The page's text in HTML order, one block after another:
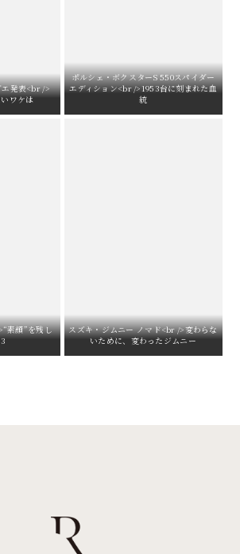
エ発表<br />
いワケは
ポルシェ・ボクスターS 550スパイダー
エディション<br />1953台に刻まれた血
統
素顔”を残し
スズキ・ジムニー ノマド<br />変わらな
いために、変わったジムニー